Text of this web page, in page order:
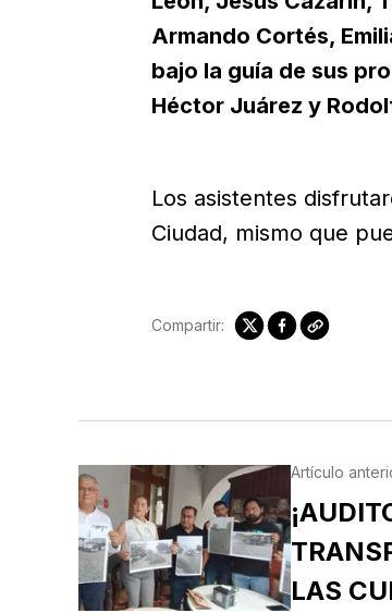
Armando Cortés,
bajo la guía de sus
Héctor Juárez y
Los asistentes
Ciudad, mismo que
Compartir:
Artículo
LAS